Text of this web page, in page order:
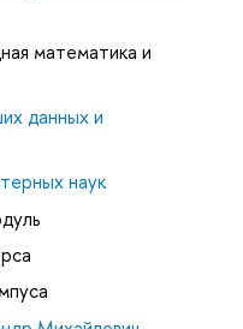
математика и
данных и
наук